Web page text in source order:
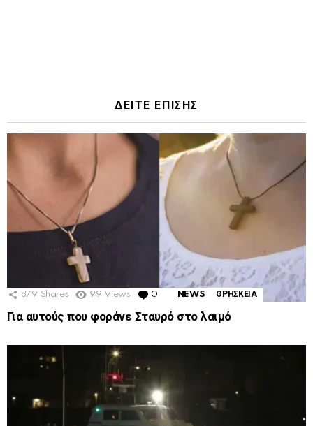
ΔΕΙΤΕ ΕΠΙΣΗΣ
879 Shares 99 Views 0 Comments
NEWS ΘΡΗΣΚΕΙΑ
Για αυτούς που φοράνε Σταυρό στο λαιμό